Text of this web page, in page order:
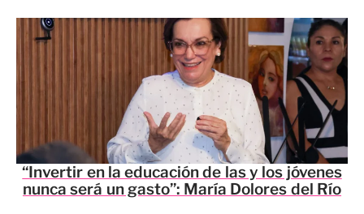
“Invertir en la educación de las y los jóvenes
nunca será un gasto”: María Dolores del Río